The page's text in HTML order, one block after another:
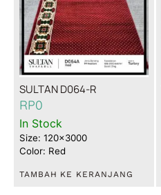
SULTAN D064-R
RP0
In Stock
Size: 120x3000
Color: Red
TAMBAH KE KERANJANG